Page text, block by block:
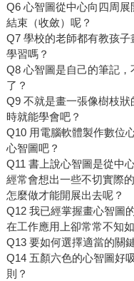
Q6 心智圖從中心向四周
結束（收斂）呢？
Q7 學校的老師都有教孩
學習嗎？
Q8 心智圖是自己的筆記
了？
Q9 不就是畫一張像樹枝
時就能學會吧？
Q10 用電腦軟體製作數位
心智圖吧？
Q11 書上說心智圖是從中
經常會想出一些不切實際
怎麼做才能開展出去呢？
Q12 我已經掌握畫心智圖
在工作應用上卻常常不知
Q13 要如何選擇適當的關
Q14 五顏六色的心智圖好
則？